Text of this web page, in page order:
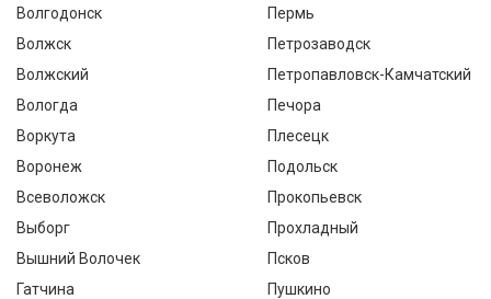
Волгодонск
Волжск
Волжский
Вологда
Воркута
Воронеж
Всеволожск
Выборг
Вышний Волочек
Гатчина
Пермь
Петрозаводск
Петропавловск-Камчатский
Печора
Плесецк
Подольск
Прокопьевск
Прохладный
Псков
Пушкино